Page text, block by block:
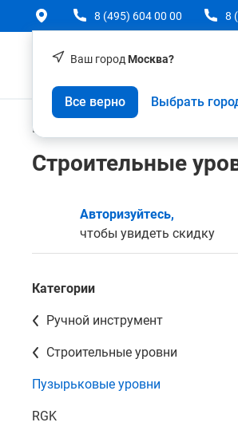
Ваш город Москва?
Все верно Выбрать
8 (495) 604 00 00 8
Геодезическое оборудование
Строительные
Авторизуйтесь,
чтобы увидеть скидку
Категории
Ручной инструмент
Строительные уровни
Пузырьковые уровни
RGK